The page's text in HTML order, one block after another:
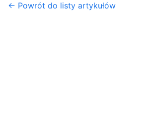
← Powrót do listy artykułów